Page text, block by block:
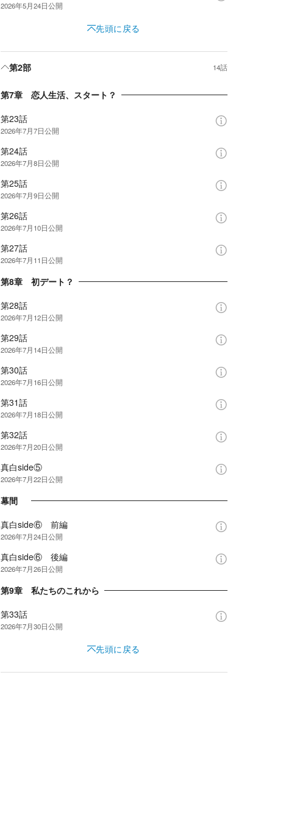
2026年5月24日公開
先頭に戻る
第2部 14話
第7章 恋人生活、スタート？
第23話
2026年7月7日公開
第24話
2026年7月8日公開
第25話
2026年7月9日公開
第26話
2026年7月10日公開
第27話
2026年7月11日公開
第8章 初デート？
第28話
2026年7月12日公開
第29話
2026年7月14日公開
第30話
2026年7月16日公開
第31話
2026年7月18日公開
第32話
2026年7月20日公開
真白side⑤
2026年7月22日公開
幕間
真白side⑥ 前編
2026年7月24日公開
真白side⑥ 後編
2026年7月26日公開
第9章 私たちのこれから
第33話
2026年7月30日公開
先頭に戻る